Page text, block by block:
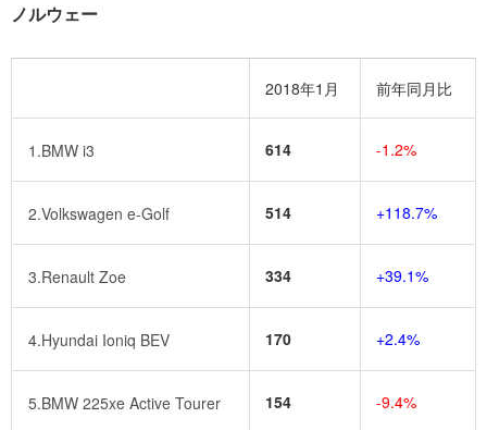
ノルウェー
2018年1月 前年同月比
1.BMW i3 614 -1.2%
2.Volkswagen e-Golf 514 +118.7%
3.Renault Zoe 334 +39.1%
4.Hyundai Ioniq BEV 170 +2.4%
5.BMW 225xe Active Tourer 154 -9.4%